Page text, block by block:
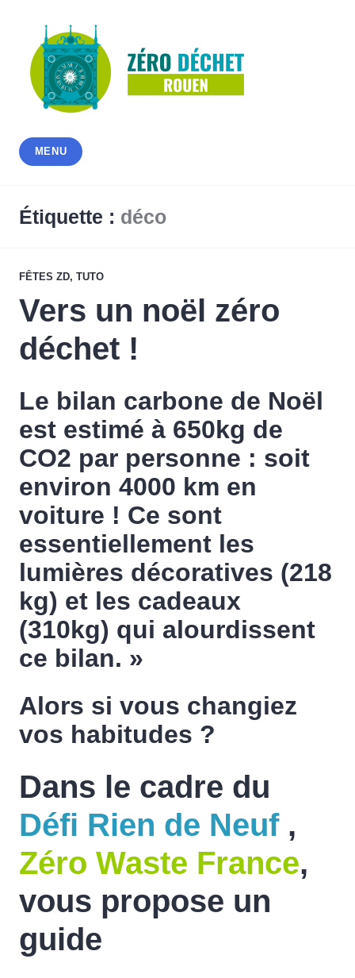
contenu
principal
Association Zéro Déchet Rouen
MENU
Étiquette : déco
FÊTES ZD, TUTO
Vers un noël zéro
déchet !
Le bilan carbone de Noël
est estimé à 650kg de
CO2 par personne : soit
environ 4000 km en
voiture ! Ce sont
essentiellement les
lumières décoratives (218
kg) et les cadeaux
(310kg) qui alourdissent
ce bilan. »
Alors si vous changiez
vos habitudes ?
Dans le cadre du
Défi Rien de Neuf,
Zéro Waste France,
vous propose un
guide